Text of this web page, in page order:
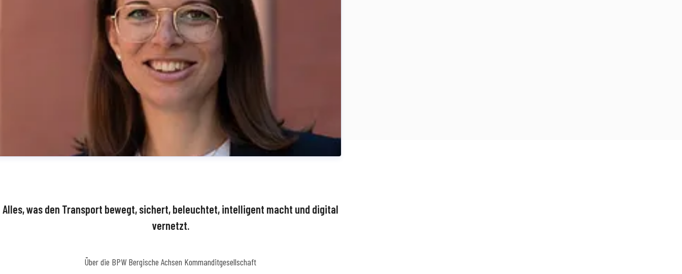
Alles, was den Transport bewegt, sichert, beleuchtet, intelligent macht und digital
vernetzt.
Über die BPW Bergische Achsen Kommanditgesellschaft